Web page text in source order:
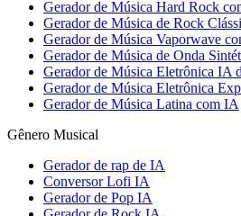
Gerador de Música Hard Rock
Gerador de Música de Rock
Gerador de Música Vaporwave
Gerador de Música de Onda
Gerador de Música Eletrônica IA
Gerador de Música Eletrônica
Gerador de Música Latina com IA
Gênero Musical
Gerador de rap de IA
Conversor Lofi IA
Gerador de Pop IA